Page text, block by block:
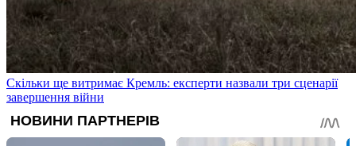
Скільки ще витримає Кремль: експерти назвали три сценарії
завершення війни